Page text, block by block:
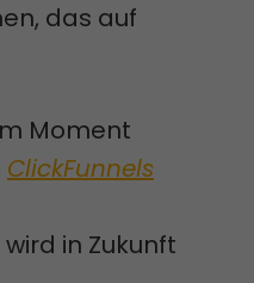
das auf
Moment
ClickFunnels
in Zukunft